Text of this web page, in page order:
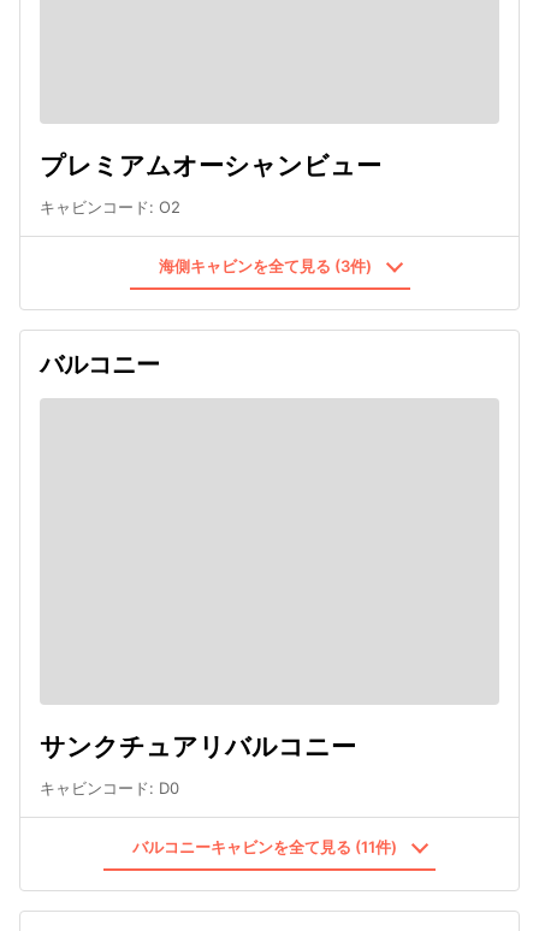
プレミアムオーシャンビュー
キャビンコード: O2
海側キャビンを全て見る (3件)
バルコニー
サンクチュアリバルコニー
キャビンコード: D0
バルコニーキャビンを全て見る (11件)